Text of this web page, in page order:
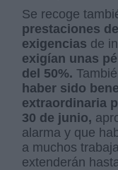
Se recoge
prestaciones
exigencias de
exigían unas
del 50%.
haber sido
extraordinaria
30 de junio,
alarma y que
a muchos
extenderán